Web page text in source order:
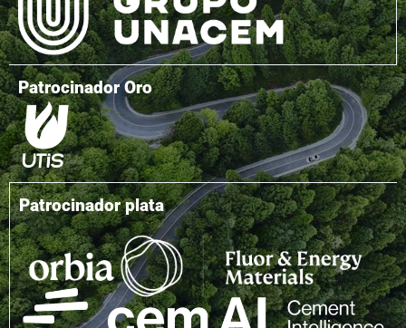
Patrocinador Oro
Patrocinador plata